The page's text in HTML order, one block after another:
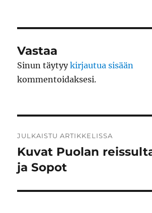
Vastaa
Sinun täytyykirjautua sisään
kommentoidaksesi.
selaus
JULKAISTU ARTIKKELISSA
Kuvat Puolan
ja Sopot